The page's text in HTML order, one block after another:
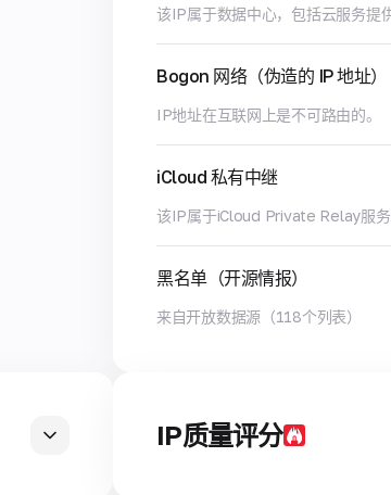
该IP属于数据中心，包括云服务提
Bogon 网络（伪造的 IP 地址）
IP地址在互联网上是不可路由的。
iCloud 私有中继
该IP属于iCloud Private Relay服
黑名单（开源情报）
来自开放数据源（118个列表）
IP质量评分